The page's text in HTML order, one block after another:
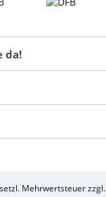
da!
Mehrwertsteuer zzgl.